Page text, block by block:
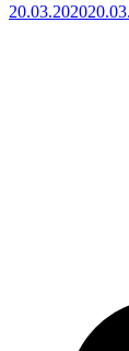
20.03.2020